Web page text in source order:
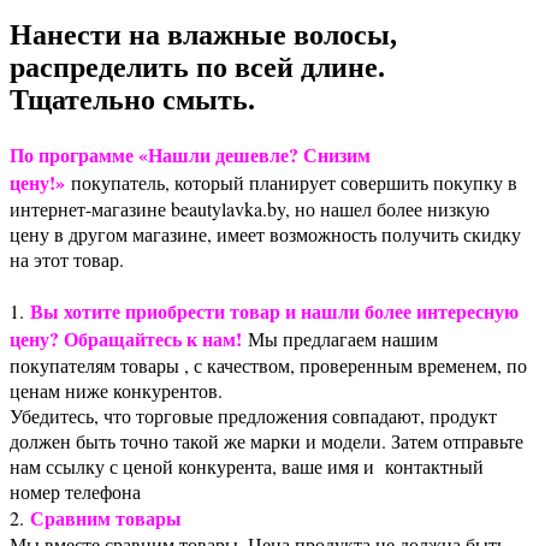
Нанести на влажные волосы,
распределить по всей длине.
Тщательно смыть.
По программе «Нашли дешевле? Снизим
цену!» покупатель, который планирует совершить покупку в
интернет-магазине beautylavka.by, но нашел более низкую
цену в другом магазине, имеет возможность получить скидку
на этот товар.
1. Вы хотите приобрести товар и нашли более интересную
цену? Обращайтесь к нам! Мы предлагаем нашим
покупателям товары , с качеством, проверенным временем, по
ценам ниже конкурентов.
Убедитесь, что торговые предложения совпадают, продукт
должен быть точно такой же марки и модели. Затем отправьте
нам ссылку с ценой конкурента, ваше имя и контактный
номер телефона
2. Сравним товары